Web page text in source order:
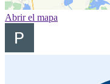
Abrir el mapa